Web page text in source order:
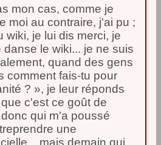
mon cas, comme je
moi au contraire, j'ai pu ;
wiki, je lui dis merci, je
danse le wiki... je ne suis
quand des gens
comment fais-tu pour
? », je leur réponds
c'est ce goût de
qui m'a poussé
une
mais demain qui